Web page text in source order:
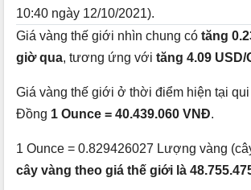
10:40 ngày 12/10/2021).
Giá vàng thế giới nhìn chung có tăng
giờ qua, tương ứng với tăng 4.09 USD/
Giá vàng thế giới ở thời điểm hiện tại
Đồng 1 Ounce = 40.439.060 VNĐ.
1 Ounce = 0.829426027 Lượng vàng
cây vàng theo giá thế giới là